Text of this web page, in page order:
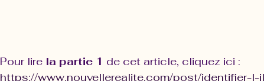
Pour lire la partie 1 de cet article, cliquez ici :
https://www.nouvellerealite.com/post/identifier-l-